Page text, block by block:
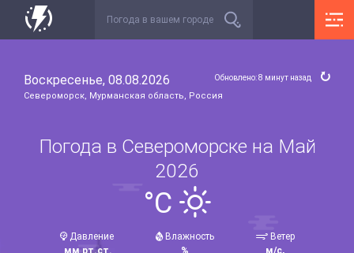
Воскресенье, 08.08.2026
Североморск, Мурманская область, Россия
Обновлено: 8 минут назад
Погода в Североморске на Май
2026
°C
Давление
мм рт.ст.
Влажность
%
Ветер
м/с,